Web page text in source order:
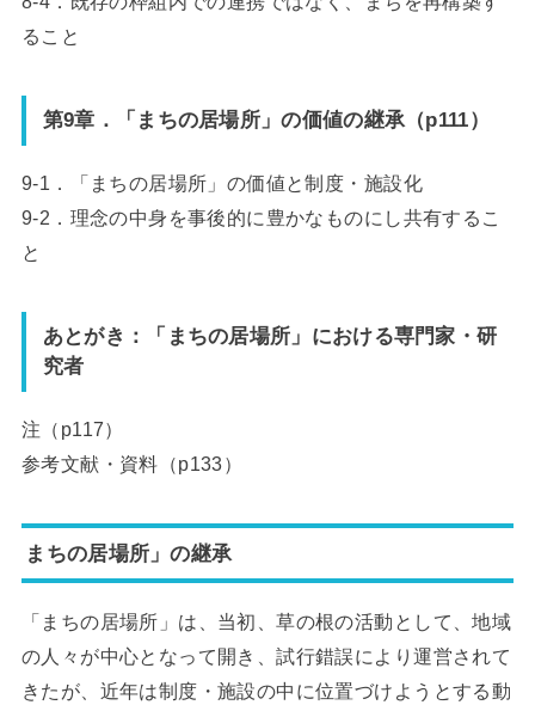
ること
第9章．「まちの居場所」の価値の継承（p111）
9-1．「まちの居場所」の価値と制度・施設化
9-2．理念の中身を事後的に豊かなものにし共有するこ
と
あとがき：「まちの居場所」における専門家・研
究者
注（p117）
参考文献・資料（p133）
まちの居場所」の継承
「まちの居場所」は、当初、草の根の活動として、地域
の人々が中心となって開き、試行錯誤により運営されて
きたが、近年は制度・施設の中に位置づけようとする動